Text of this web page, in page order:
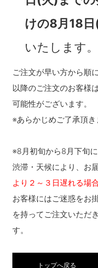
けの8月18
いたします。
ご注文が早い方から順
以降のご注文のお客様
可能性がございます。
※あらかじめご了承頂き
※8月初旬から8月下旬
渋滞・天候により、お
より２～３日遅れる場
お客様にはご迷惑をお
を持ってご注文いただ
す。
トップへ戻る